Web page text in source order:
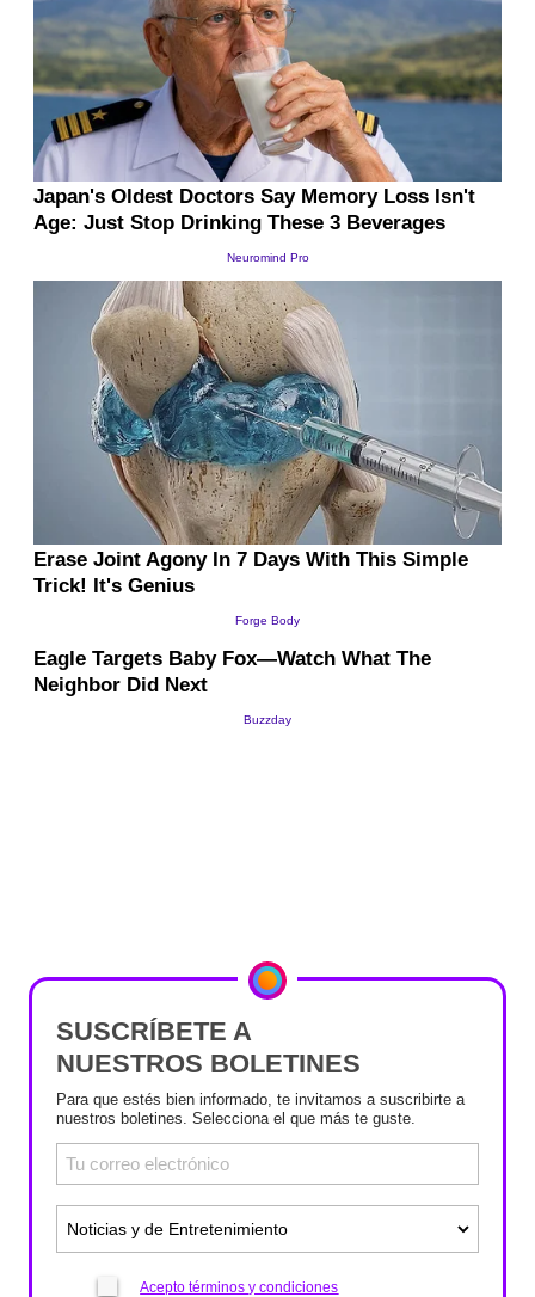
SUSCRÍBETE A
NUESTROS BOLETINES
Para que estés bien informado, te invitamos a suscribirte a
nuestros boletines. Selecciona el que más te guste.
Acepto términos y condiciones